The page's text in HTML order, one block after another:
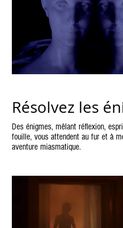
Résolvez les
Des énigmes, mêlant réflexion,
fouille, vous attendent au fur et à
aventure miasmatique.